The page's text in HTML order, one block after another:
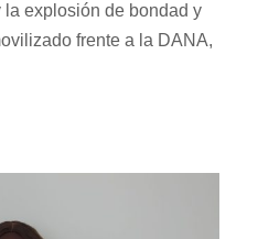
explosión de bondad y
frente a la DANA,